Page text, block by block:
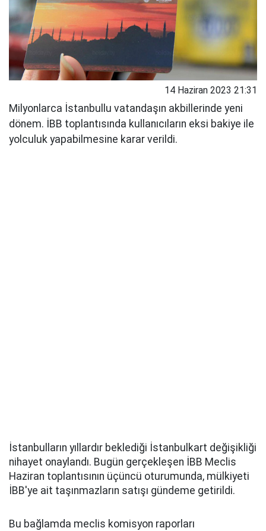
14 Haziran 2023 21:31
Milyonlarca İstanbullu vatandaşın akbillerinde yeni
dönem. İBB toplantısında kullanıcıların eksi bakiye ile
yolculuk yapabilmesine karar verildi.
İstanbulların yıllardır beklediği İstanbulkart değişikliği
nihayet onaylandı. Bugün gerçekleşen İBB Meclis
Haziran toplantısının üçüncü oturumunda, mülkiyeti
İBB'ye ait taşınmazların satışı gündeme getirildi.
Bu bağlamda meclis komisyon raporları